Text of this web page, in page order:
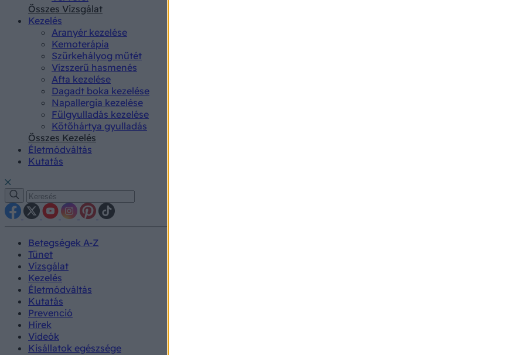
Összes Vizsgálat
Kezelés
Aranyér kezelése
Kemoterápia
Szürkehályog műtét
Vízszerű hasmenés
Afta kezelése
Dagadt boka kezelése
Napallergia kezelése
Fülgyulladás kezelése
Kötőhártya gyulladás
Összes Kezelés
Életmódváltás
Kutatás
Betegségek A-Z
Tünet
Vizsgálat
Kezelés
Életmódváltás
Kutatás
Prevenció
Hírek
Videók
Kisállatok egészsége